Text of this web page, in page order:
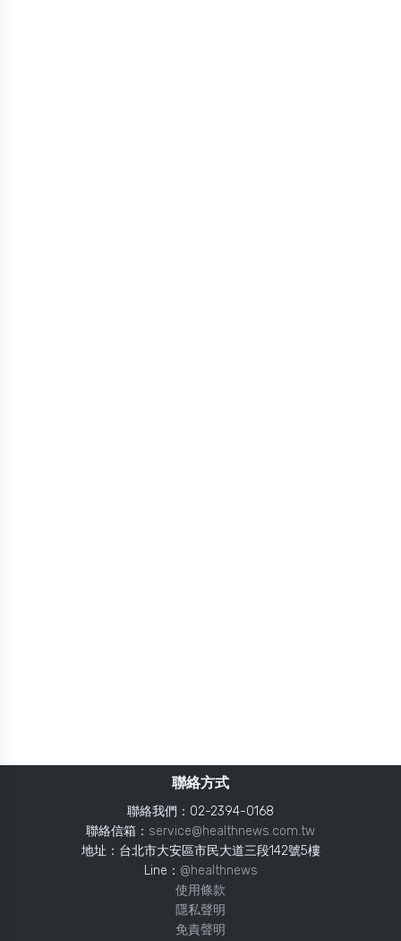
聯絡方式
聯絡我們：02-2394-0168
聯絡信箱： service@healthnews.com.tw
地址：台北市大安區市民大道三段142號5樓
Line： @healthnews
使用條款
隱私聲明
免責聲明